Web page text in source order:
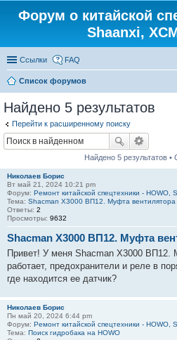
Форум о китайской
Shaanxi,
Ссылки FAQ
Список форумов
Найдено 5 результатов
Перейти к расширенному поиску
Найдено 5 результатов •
Николаев Борис
Вт май 21, 2024 10:21 pm
Форум: Ремонт китайской спецтехники - HOWO,
Тема: Shacman Х3000 ВП12. Муфта вентилятора
Ответы: 2
Просмотры: 9632
Shacman Х3000 ВП12. Муфта
Привет! У меня Shacman Х3000 ВП12.
работает, предохранители и реле в
где находится ее датчик?
Николаев Борис
Пн май 20, 2024 6:44 pm
Форум: Ремонт китайской спецтехники - HOWO,
Тема: Поиск гидробака на HOWO